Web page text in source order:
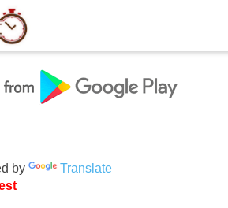
by
Translate